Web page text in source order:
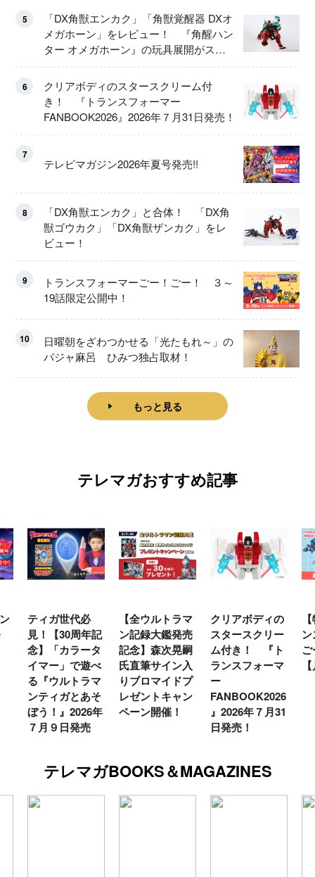
5
「DX角獣エンカク」「角獣覚醒器 DXオ
メガホーン」をレビュー！ 『角醒ハン
ター オメガホーン』の玩具展開がスタ
ート！
6
クリアボディのスタースクリーム付
き！ 『トランスフォーマー
FANBOOK2026』2026年７月31日発売！
7
テレビマガジン2026年夏号発売!!
8
「DX角獣エンカク」と合体！ 「DX角
獣ゴウカク」「DX角獣ザンカク」をレ
ビュー！
9
トランスフォーマーごー！ごー！ ３～
19話限定公開中！
10
日曜朝をざわつかせる「光たもれ～」の
パジャ麻呂 ひみつ独占取材！
もっと見る
テレマガおすすめ記事
ティガ世代必
見！【30周年記
念】「カラータ
イマー」で遊べ
る『ウルトラマ
ンティガとあそ
ぼう！』2026年
７月９日発売
【全ウルトラマ
ン記録大鑑発売
記念】森次晃嗣
氏直筆サイン入
りブロマイドプ
レゼントキャン
ペーン開催！
クリアボディの
スタースクリー
ム付き！ 『ト
ランスフォーマ
ー
FANBOOK2026
』2026年７月31
日発売！
テレマガBOOKS＆MAGAZINES